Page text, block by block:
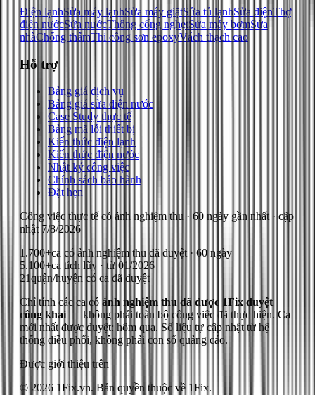
Điện lạnhSửa máy lạnhSửa máy giặtSửa tủ lạnhSửa điệnThợ
điện nướcSửa nướcThông cống nghẹtSửa máy bơmSửa
nhàChống thấmThi công sơn epoxyVách thạch cao
Hỗ trợ
Bảng giá dịch vụ
Bảng giá sửa điện nước
Case Study thực tế
Bảng mã lỗi thiết bị
Kiến thức điện lạnh
Kiến thức điện nước
Nhật ký công việc
Chính sách bảo hành
Đặt hẹn
Công việc thực tế có ảnh nghiệm thu · 60 ngày gần nhất · cập
nhật 7/8/2026
1.700+ca có ảnh nghiệm thu đã duyệt · 60 ngày
5.100+ca tích lũy · từ 01/2026
21quận/huyện có ca đã duyệt
Chỉ tính các ca có ảnh nghiệm thu đã được 1Fix duyệt
công khai — không phải toàn bộ công việc đã thực hiện. Ca
mới nhất được duyệt: hôm qua. Số liệu tự cập nhật từ hệ
thống điều phối, không phải con số quảng cáo.
Được giới thiệu trên
© 2026 1Fix.vn. Bản quyền thuộc về 1Fix.